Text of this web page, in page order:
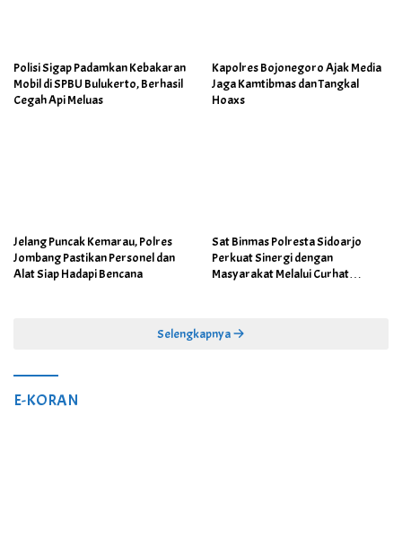
Polisi Sigap Padamkan Kebakaran
Mobil di SPBU Bulukerto, Berhasil
Cegah Api Meluas
Kapolres Bojonegoro Ajak Media
Jaga Kamtibmas dan Tangkal
Hoaxs
Jelang Puncak Kemarau, Polres
Jombang Pastikan Personel dan
Alat Siap Hadapi Bencana
Sat Binmas Polresta Sidoarjo
Perkuat Sinergi dengan
Masyarakat Melalui Curhat
Selengkapnya
E-KORAN